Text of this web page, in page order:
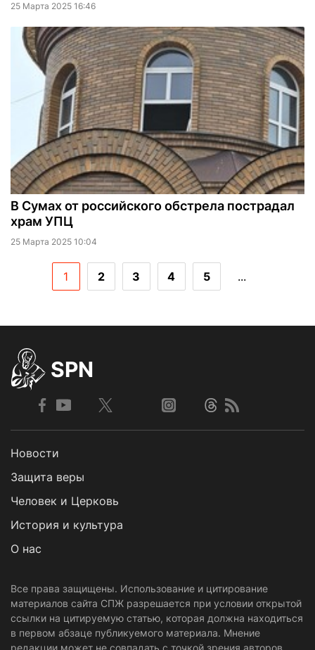
25 Марта 2025 16:46
В Сумах от российского обстрела пострадал
храм УПЦ
25 Марта 2025 10:04
1 2 3 4 5 ...
SPN
Новости
Защита веры
Человек и Церковь
История и культура
О нас
Все права защищены. Использование и цитирование
материалов сайта СПЖ разрешается при условии открытой
ссылки на цитируемую статью, которая должна находиться
в первом абзаце публикуемого материала. Мнение